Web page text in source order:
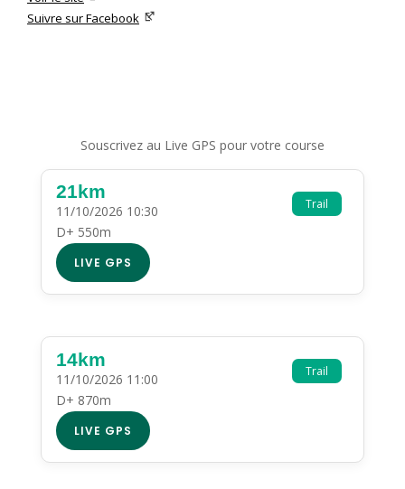
Suivre sur Facebook
Souscrivez au Live GPS pour votre course
Trail
21km
11/10/2026 10:30
D+ 550m
LIVE GPS
Trail
14km
11/10/2026 11:00
D+ 870m
LIVE GPS